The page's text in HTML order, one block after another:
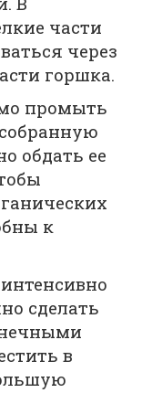
части
через
горшка.
промыть
обдать ее
к
сделать
в